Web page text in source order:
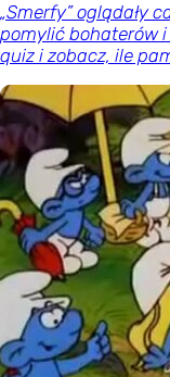
„Smerfy” oglądały
pomylić bohaterów
quiz i zobacz, ile